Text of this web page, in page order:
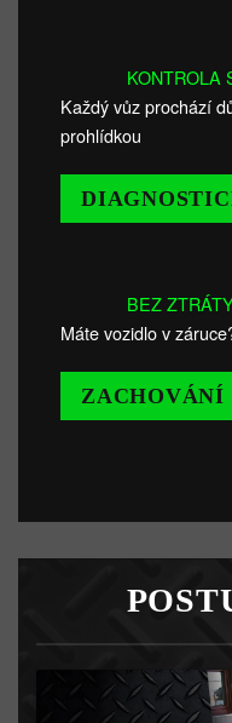
KONTROLA
Každý vůz prochází
prohlídkou
BEZ
Máte vozidlo v
ZACHOVÁNÍ